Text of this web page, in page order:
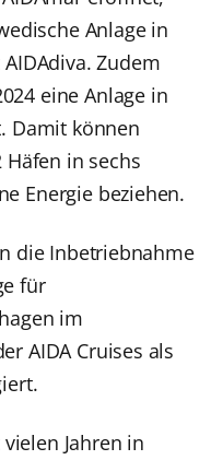
Anlage in
Zudem
eine Anlage in
Damit können
in sechs
Energie beziehen.
die Inbetriebnahme
für
im
AIDA Cruises als
Jahren in